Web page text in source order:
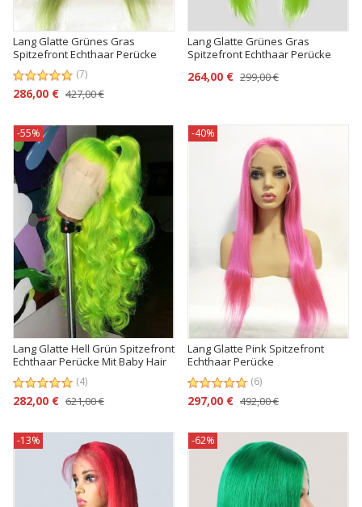
Lang Glatte Grünes Gras
Spitzefront Echthaar Perücke
(7)
427,00 €
286,00 €
Lang Glatte Grünes Gras
Spitzefront Echthaar Perücke
299,00 €
264,00 €
-55%
Lang Glatte Hell Grün Spitzefront
Echthaar Perücke Mit Baby Hair
(4)
621,00 €
282,00 €
-40%
Lang Glatte Pink Spitzefront
Echthaar Perücke
(6)
492,00 €
297,00 €
-13% -62%